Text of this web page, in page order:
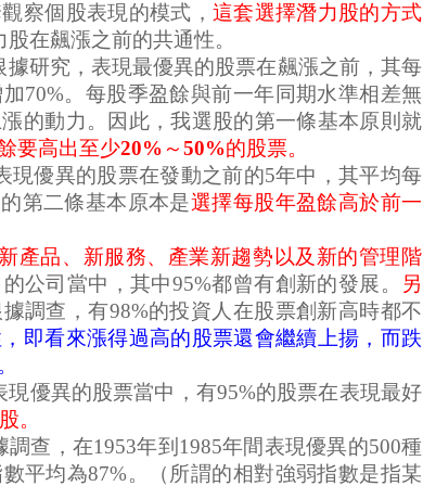
察個股表現的模式， 這套選擇潛力股的方式
在飆漲之前的共通性。
據研究，表現最優異的股票在飆漲之前，其每
70%。每股季盈餘與前一年同期水準相差無
的動力。因此，我選股的第一條基本原則就
要高出至少20% ～50%的股票。
現優異的股票在發動之前的5年中，其平均每
第二條基本原本是選擇每股年盈餘高於前一
產品、新服務、產業新趨勢以及新的管理階
公司當中，其中95%都曾有創新的發展。 另
調查，有98%的投資人在股票創新高時都不
即看來漲得過高的股票還會繼續上揚，而跌
現優異的股票當中，有95%的股票在表現最好
。
調查，在1953年到 1985年間表現優異的500種
平均為87%。（所謂的相對強弱指數是指某